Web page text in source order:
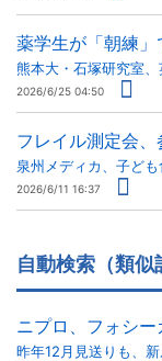
薬学生が「朝練」
熊本大・石塚研究室
2026/6/25 04:50
フレイル測定会
泉州メディカ、子ど
2026/6/11 16:37
自動検索（類似
ニプロ、フォシ
昨年12月見送りも、